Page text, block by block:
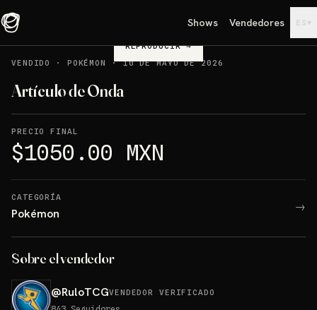
Shows Vendedores ES ▾
REPRODUCIR→
VENDIDO
· POKÉMON ·10 DE MAYO DE 2026
Artículo de Onda
PRECIO FINAL
$1050.00 MXN
CATEGORÍA
Pokémon →
Sobre el vendedor
@RuloTCGVENDEDOR VERIFICADO